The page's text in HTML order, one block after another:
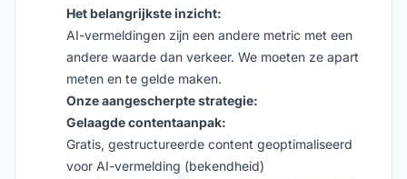
Het belangrijkste inzicht:
AI-vermeldingen zijn een andere metric met een
andere waarde dan verkeer. We moeten ze apart
meten en te gelde maken.
Onze aangescherpte strategie:
Gelaagde contentaanpak:
Gratis, gestructureerde content geoptimaliseerd
voor AI-vermelding (bekendheid)